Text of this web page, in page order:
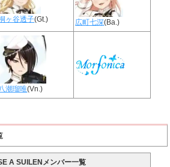
ヶ谷透子(Gt.) 広町七深(Ba.)
八潮瑠唯(Vn.)
A SUILENメンバー一覧